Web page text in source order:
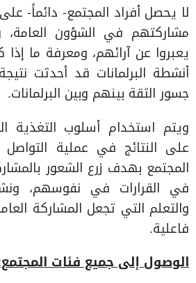
لا يحصل أفراد المجتمع- دائماً-
مشاركتهم في الشؤون العامة،
يعبروا عن آرائهم، ومعرفة ما
أنشطة البرلمانات قد أحدثت
جسور الثقة بينهم وبين البرلمانات.
ويتم استخدام أسلوب التغذية
على النتائج في عملية التواصل
المجتمع بهدف زرع الشعور
في القرارات في نفوسهم،
والتعلم التي تجعل المشاركة
فاعلية.
الوصول إلى جميع فئات